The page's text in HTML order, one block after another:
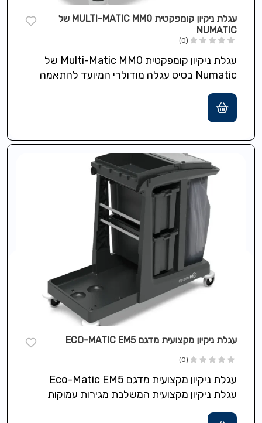
עגלת ניקיון קומפקטית MULTI-MATIC MM0 של
NUMATIC
(0)
עגלת ניקיון קומפקטית Multi-Matic MM0 של
Numatic בסיס עגלה מודולרי המיועד להתאמה
אחסון…
עגלת ניקיון מקצועית מדגם ECO-MATIC EM5
(0)
עגלת ניקיון מקצועית מדגם Eco-Matic EM5
עגלת ניקיון מקצועית המשלבת מגירות עמוקות